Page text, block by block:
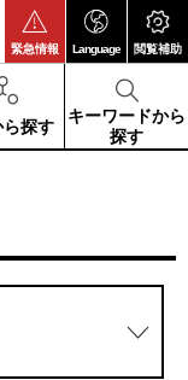
緊急情報 Language 閲覧補助
探す
キーワードから
探す